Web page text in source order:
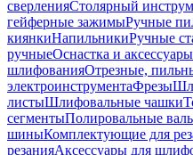
сверленияСтолярный
гейферные зажимыРучные
киянкиНапильникиРучные
ручныеОснастка и
шлифованияОтрезные,
электроинструментаФрезы
листыШлифовальные чашки
сегментыПолировальные
шиныКомплектующие для
резанияАксессуары для